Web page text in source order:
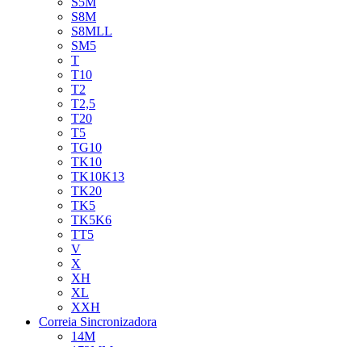
S8M
S8MLL
SM5
T
T10
T2
T2,5
T20
T5
TG10
TK10
TK10K13
TK20
TK5
TK5K6
TT5
V
X
XH
XL
XXH
Correia Sincronizadora
14M